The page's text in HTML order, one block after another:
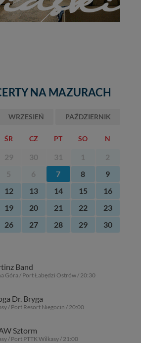
NA MAZURACH
WRZESIEŃ PAŹDZIERNIK
ŚR CZ PT SO N
29 30 31 1
2
5 6 7 8
9
12 13 14 15
16
19 20 21 22
23
26 27 28 29
30
Band
Góra / Port Łabędzi Ostrów / 20:30
Dr. Bryga
/ Port Resort Niegocin / 20:00
Sztorm
/ Port PTTK Wilkasy / 21:00